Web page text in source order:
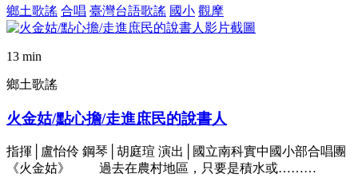
鄉土歌謠 合唱 臺灣台語歌謠 國小 觀摩
13 min
鄉土歌謠
火金姑/點心擔/走進庶民的說書人
指揮│盧怡伶 鋼琴│胡庭瑄 演出│國立南科實中國小部合唱團
《火金姑》 過去在農村地區，只要是積水或………